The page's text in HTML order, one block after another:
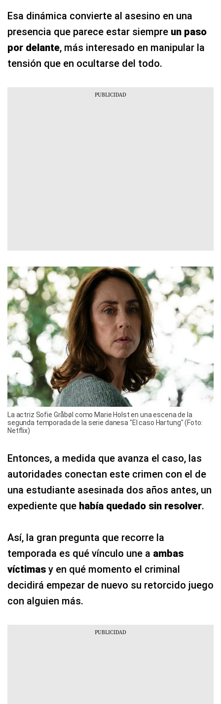
Esa dinámica convierte al asesino en una
presencia que parece estar siempre un paso
por delante, más interesado en manipular la
tensión que en ocultarse del todo.
La actriz Sofie Gråbøl como Marie Holst en una escena de la
segunda temporada de la serie danesa "El caso Hartung" (Foto:
Netflix)
Entonces, a medida que avanza el caso, las
autoridades conectan este crimen con el de
una estudiante asesinada dos años antes, un
expediente que había quedado sin resolver.
Así, la gran pregunta que recorre la
temporada es qué vínculo une a ambas
víctimas y en qué momento el criminal
decidirá empezar de nuevo su retorcido juego
con alguien más.